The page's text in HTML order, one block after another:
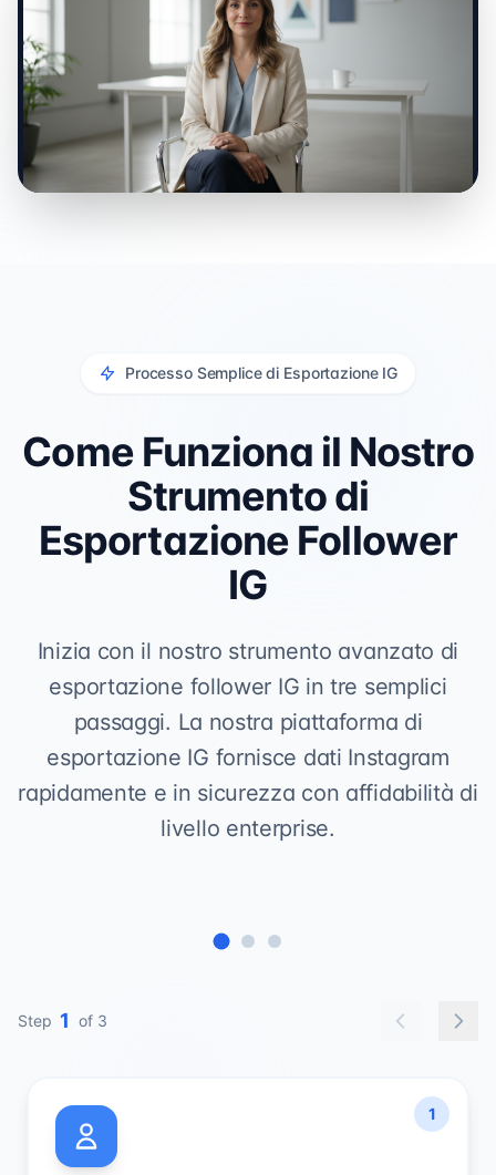
0:00 / 0:00
Processo Semplice di Esportazione IG
Come Funziona il Nostro
Strumento di
Esportazione Follower
IG
Inizia con il nostro strumento avanzato di
esportazione follower IG in tre semplici
passaggi. La nostra piattaforma di
esportazione IG fornisce dati Instagram
rapidamente e in sicurezza con affidabilità di
livello enterprise.
Step 1 of 3
1